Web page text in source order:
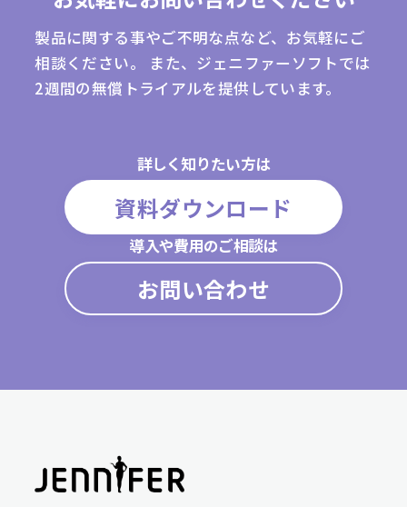
製品に関する事やご不明な点など、お気軽にご
相談ください。
また、ジェニファーソフトでは
2週間の無償トライアルを提供しています。
詳しく知りたい方は
資料ダウンロード
導入や費用のご相談は
お問い合わせ